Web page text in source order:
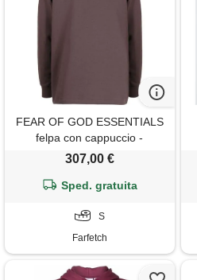
FEAR OF GOD ESSENTIALS
felpa con cappuccio -
marrone
307,00 €
Sped. gratuita
S
Farfetch